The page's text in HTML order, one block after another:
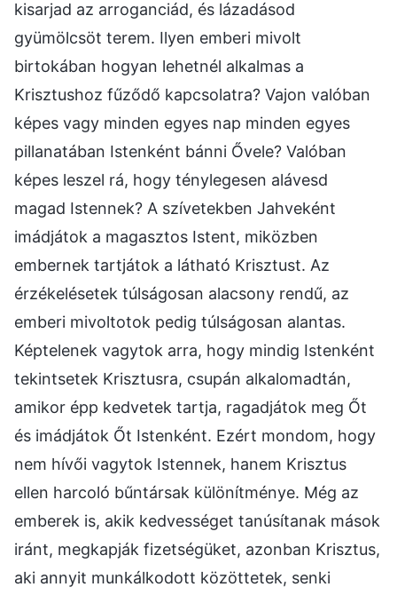
kisarjad az arroganciád, és lázadásod
gyümölcsöt terem. Ilyen emberi mivolt
birtokában hogyan lehetnél alkalmas a
Krisztushoz fűződő kapcsolatra? Vajon valóban
képes vagy minden egyes nap minden egyes
pillanatában Istenként bánni Ővele? Valóban
képes leszel rá, hogy ténylegesen alávesd
magad Istennek? A szívetekben Jahveként
imádjátok a magasztos Istent, miközben
embernek tartjátok a látható Krisztust. Az
érzékelésetek túlságosan alacsony rendű, az
emberi mivoltotok pedig túlságosan alantas.
Képtelenek vagytok arra, hogy mindig Istenként
tekintsetek Krisztusra, csupán alkalomadtán,
amikor épp kedvetek tartja, ragadjátok meg Őt
és imádjátok Őt Istenként. Ezért mondom, hogy
nem hívői vagytok Istennek, hanem Krisztus
ellen harcoló bűntársak különítménye. Még az
emberek is, akik kedvességet tanúsítanak mások
iránt, megkapják fizetségüket, azonban Krisztus,
aki annyit munkálkodott közöttetek, senki